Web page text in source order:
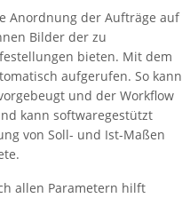
Anordnung der Aufträge auf
Bilder der zu
bieten. Mit dem
aufgerufen. So kann
und der Workflow
kann softwaregestützt
von Soll- und Ist-Maßen
allen Parametern hilft